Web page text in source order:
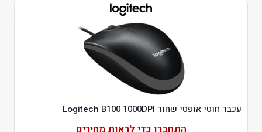
עכבר חוטי אופטי שחור Logitech B100 1000DPI